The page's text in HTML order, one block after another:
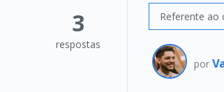
3
respostas
Referente ao
por